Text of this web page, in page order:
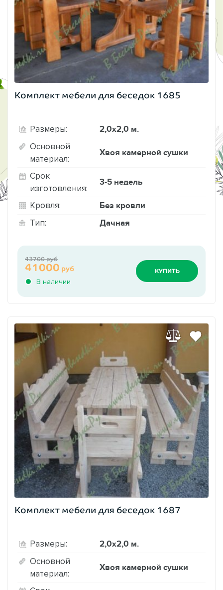
Комплект мебели для беседок 1685
Размеры: 2,0х2,0 м.
Основной
материал:
Хвоя камерной сушки
Срок
изготовления:
3-5 недель
Кровля: Без кровли
Тип: Дачная
В наличии
41000 руб
43700 руб
КУПИТЬ
Комплект мебели для беседок 1687
Размеры: 2,0х2,0 м.
Основной
материал:
Хвоя камерной сушки